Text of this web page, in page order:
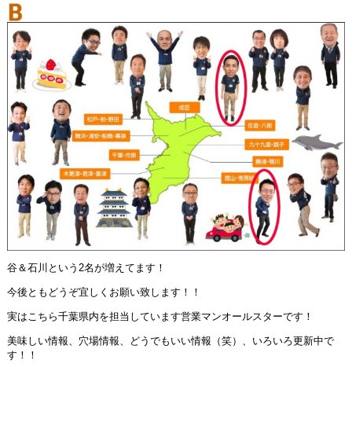
谷＆石川という2名が増えてます！
今後ともどうぞ宜しくお願い致します！！
実はこちら千葉県内を担当しています営業マンオールスターです！
美味しい情報、穴場情報、どうでもいい情報（笑）、いろいろ更新中で
す！！